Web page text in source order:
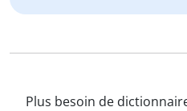
Plus besoin de